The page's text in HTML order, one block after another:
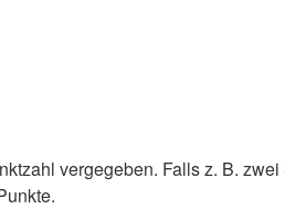
vergegeben. Falls z. B.